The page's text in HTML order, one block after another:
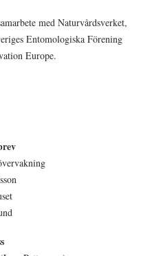
med Naturvårdsverket,
Entomologiska Förening
Europe.